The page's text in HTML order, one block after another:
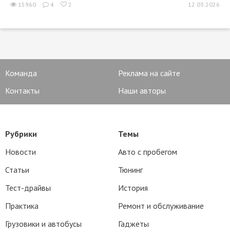
15960 4 2 12.03.2026
Команда
Реклама на сайте
Контакты
Наши авторы
Рубрики
Новости
Статьи
Тест-драйвы
Практика
Грузовики и автобусы
Темы
Авто с пробегом
Тюнинг
История
Ремонт и обслуживание
Гаджеты